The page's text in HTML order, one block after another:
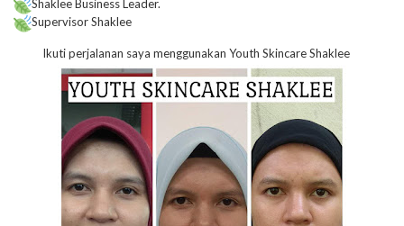
Shaklee Business Leader.
Supervisor Shaklee
Ikuti perjalanan saya menggunakan Youth Skincare Shaklee